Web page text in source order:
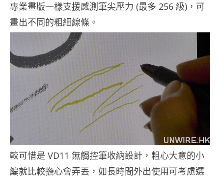
專業畫版一樣支援感測筆尖壓力 (最多 256 級)，可
畫出不同的粗細線條。
較可惜是 VD11 無觸控筆收納設計，粗心大意的小
編就比較擔心會弄丟，如長時間外出使用可考慮選